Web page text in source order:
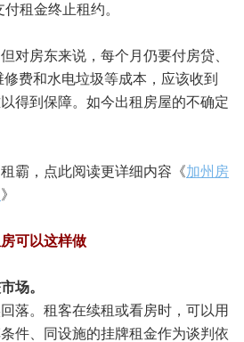
租金终止租约。
对房东来说，每个月仍要付房贷、
费和水电垃圾等成本，应该收到
得到保障。如今出租房屋的不确定
霸，点此阅读更详细内容《加州房
》
可以这样做
场。
落。租客在续租或看房时，可以用
件、同设施的挂牌租金作为谈判依